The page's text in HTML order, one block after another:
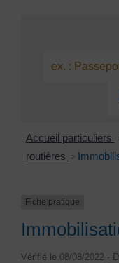
Accueil particuliers
routières >
Fiche pratique
Vérifié le 08/08/2022 -